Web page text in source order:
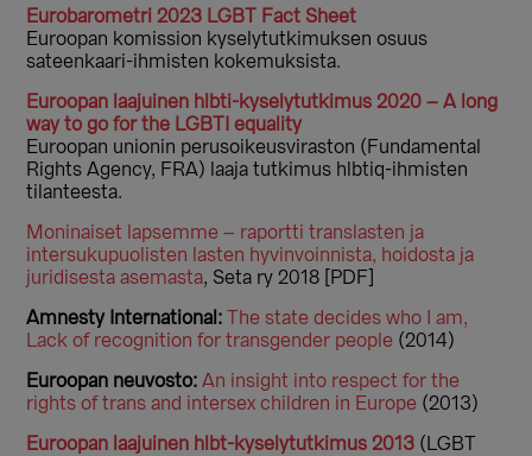
Eurobarometri 2023 LGBT Fact Sheet
Euroopan komission kyselytutkimuksen osuus
sateenkaari-ihmisten kokemuksista.
Euroopan laajuinen hlbti-kyselytutkimus 2020 – A long
way to go for the LGBTI equality
Euroopan unionin perusoikeusviraston (Fundamental
Rights Agency, FRA) laaja tutkimus hlbtiq-ihmisten
tilanteesta.
Moninaiset lapsemme – raportti translasten ja
intersukupuolisten lasten hyvinvoinnista, hoidosta ja
juridisesta asemasta, Seta ry 2018 [PDF]
Amnesty International:
The state decides who I am,
Lack of recognition for transgender people (2014)
Euroopan neuvosto: An insight into respect for the
rights of trans and intersex children in Europe (2013)
Euroopan laajuinen hlbt-kyselytutkimus 2013 (LGBT